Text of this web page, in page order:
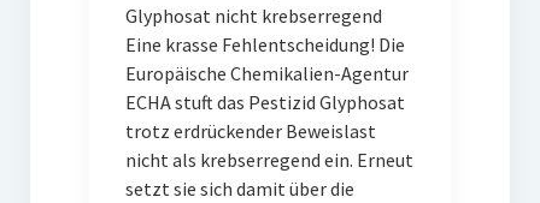
Glyphosat nicht krebserregend
Eine krasse Fehlentscheidung! Die
Europäische Chemikalien-Agentur
ECHA stuft das Pestizid Glyphosat
trotz erdrückender Beweislast
nicht als krebserregend ein. Erneut
setzt sie sich damit über die